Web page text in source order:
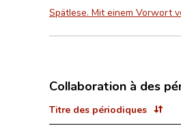
Spätlese. Mit einem Vorwort
Collaboration à des
Titre des périodiques